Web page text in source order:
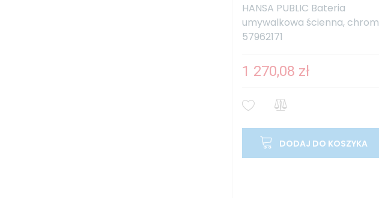
HANSA PUBLIC Bateria
umywalkowa ścienna, chrom
57962171
1 270,08 zł
DODAJ DO KOSZYKA